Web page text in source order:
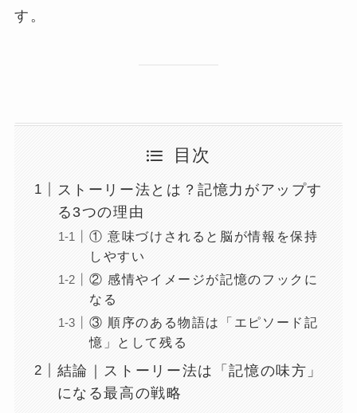
す。
目次
ストーリー法とは？記憶力がアップす
る3つの理由
① 意味づけされると脳が情報を保持
しやすい
② 感情やイメージが記憶のフックに
なる
③ 順序のある物語は「エピソード記
憶」として残る
結論｜ストーリー法は「記憶の味方」
になる最高の戦略